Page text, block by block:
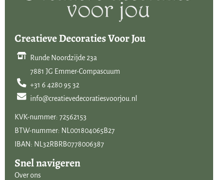
Creatieve Decoraties Voor Jou
Runde Noordzijde 23a
7881 JG Emmer-Compascuum
+31 6 4280 95 32
info@creatievedecoratiesvoorjou.nl
KVK-nummer: 72562153
BTW-nummer: NL001804065B27
IBAN: NL32RBRB0778006387
Snel navigeren
Over ons